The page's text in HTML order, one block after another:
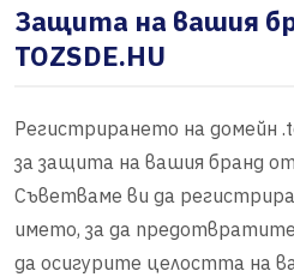
Защита на вашия
TOZSDE.HU
Регистрирането на домейн
за защита на вашия бранд
Съветваме ви да
името, за да
да осигурите целостта на